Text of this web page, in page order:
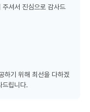
셔서 진심으로 감사드
하기 위해 최선을 다하겠
드립니다.